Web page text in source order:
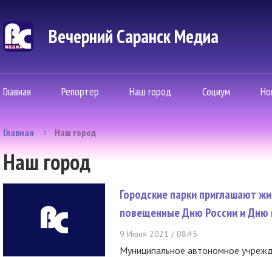
Вечерний Саранск Mедиа
Главная Репортер Наш город Социум
Главная Наш город
Наш город
Городские парки приглашают
повещенные Дню России и Дню
9 Июня 2021 / 08:45
Муниципальное автономное